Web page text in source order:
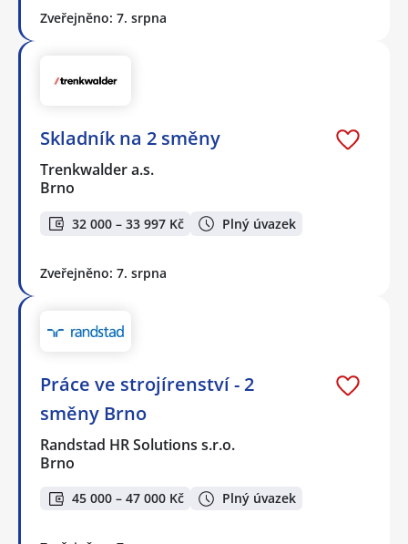
Zveřejněno: 7. srpna
Skladník na 2 směny
Trenkwalder a.s.
Brno
32 000 – 33 997 Kč Plný úvazek
Zveřejněno: 7. srpna
Práce ve strojírenství - 2
směny Brno
Randstad HR Solutions s.r.o.
Brno
45 000 – 47 000 Kč Plný úvazek